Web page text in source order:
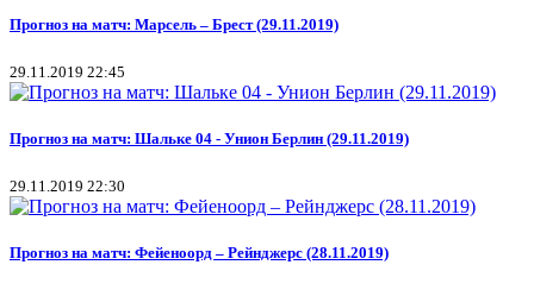
Прогноз на матч: Марсель – Брест (29.11.2019)
29.11.2019 22:45
Прогноз на матч: Шальке 04 - Унион Берлин (29.11.2019)
29.11.2019 22:30
Прогноз на матч: Фейеноорд – Рейнджерс (28.11.2019)